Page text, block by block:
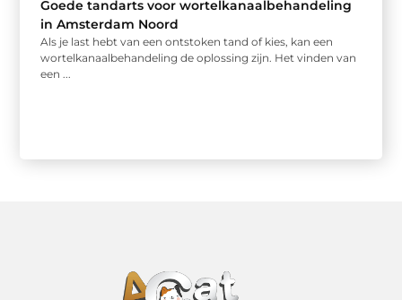
Goede tandarts voor wortelkanaalbehandeling
in Amsterdam Noord
Als je last hebt van een ontstoken tand of kies, kan een
wortelkanaalbehandeling de oplossing zijn. Het vinden van
een ...